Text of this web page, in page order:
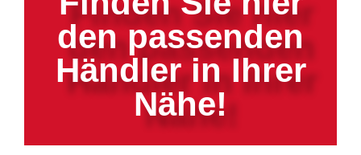
den passenden
Händler in Ihrer
Nähe!